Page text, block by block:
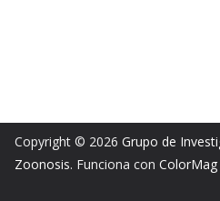
Copyright © 2026 Grupo de
Zoonosis. Funciona con ColorMag